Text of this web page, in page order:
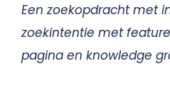
Een zoekopdracht met
zoekintentie met
pagina en knowledge